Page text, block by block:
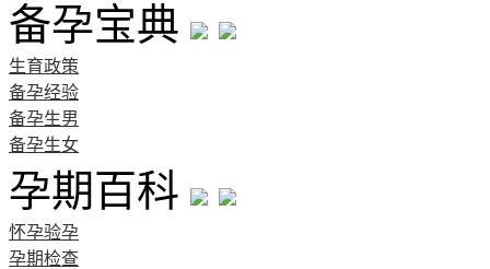
备孕宝典
生育政策
备孕经验
备孕生男
备孕生女
孕期百科
怀孕验孕
孕期检查